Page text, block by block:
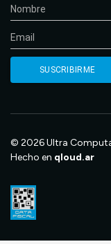
© 2026 Ultra
Hecho en qloud.ar